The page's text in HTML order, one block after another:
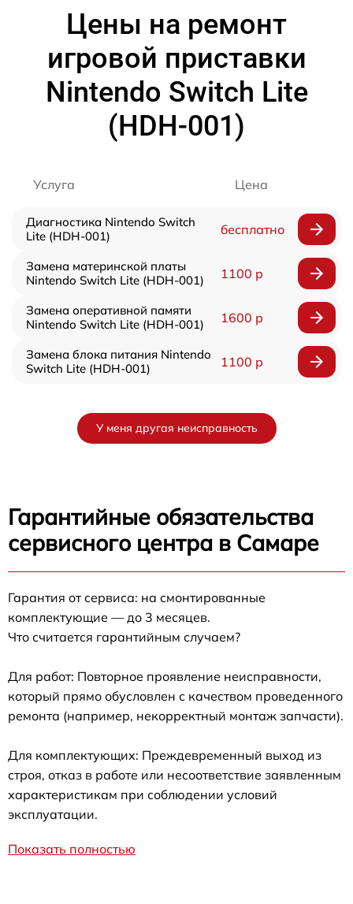
Цены на ремонт
игровой приставки
Nintendo Switch Lite
(HDH-001)
Услуга Цена
Диагностика Nintendo Switch
Lite (HDH-001)
бесплатно
Замена материнской платы
Nintendo Switch Lite (HDH-001)
1100 р
Замена оперативной памяти
Nintendo Switch Lite (HDH-001)
1600 р
Замена блока питания Nintendo
Switch Lite (HDH-001)
1100 р
У меня другая неисправность
Гарантийные обязательства
сервисного центра в Самаре
Гарантия от сервиса: на смонтированные
комплектующие — до 3 месяцев.
Что считается гарантийным случаем?
Для работ: Повторное проявление неисправности,
который прямо обусловлен с качеством проведенного
ремонта (например, некорректный монтаж запчасти).
Для комплектующих: Преждевременный выход из
строя, отказ в работе или несоответствие заявленным
характеристикам при соблюдении условий
эксплуатации.
Показать полностью